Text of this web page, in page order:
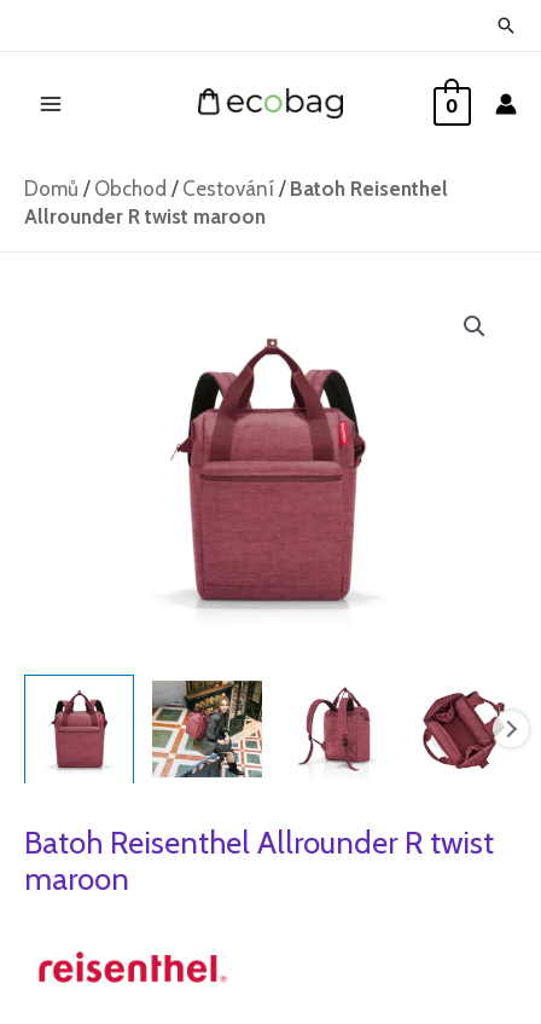
0
Domů / Obchod / Cestování / Batoh Reisenthel
Allrounder R twist maroon
Batoh Reisenthel Allrounder R twist
maroon